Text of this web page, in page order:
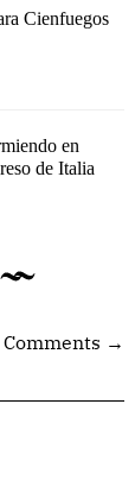
Cienfuegos
en
de Italia
Comments →